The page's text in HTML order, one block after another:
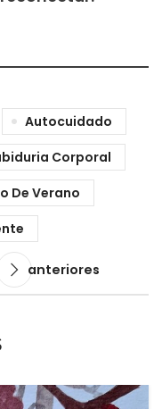
Autocuidado
Corporal
De Verano
anteriores